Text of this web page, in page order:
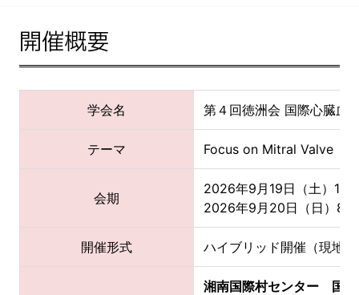
開催概要
学会名 第４回徳洲会 国際心臓
テーマ Focus on Mitral Valve
会期
2026年9月19日（土）
2026年9月20日（日）
開催形式 ハイブリッド開催（現地
湘南国際村センター 国際